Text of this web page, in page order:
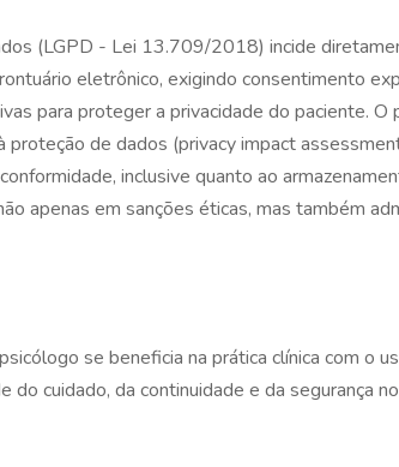
(LGPD - Lei 13.709/2018) incide
eletrônico, exigindo consentimento
para proteger a privacidade do paciente. O
proteção de dados (privacy impact
inclusive quanto ao
apenas em sanções éticas, mas também
se beneficia na prática clínica com o
do cuidado, da continuidade e da segurança